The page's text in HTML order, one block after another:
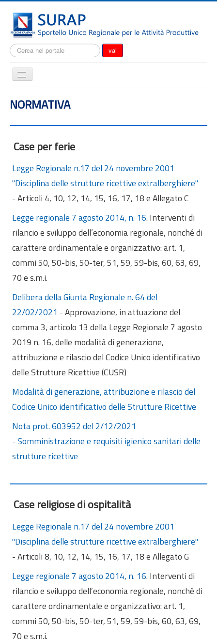
Cerca... vai
Cambia
Notizie
Il SURAP
Normativa
Come fare per
Attrazione degli investimenti
Internazionalizzazione
Eventi formativi
Glossario
Contatti
Sei qui:Home Normativa
NORMATIVA
Case per ferie
Legge Regionale n.17 del 24 novembre 2001
"Disciplina delle strutture ricettive extralberghiere"
- Articoli 4, 10, 12, 14, 15, 16, 17, 18 e Allegato C
Legge regionale 7 agosto 2014, n. 16. Interventi di
rilancio e sviluppo dell’economia regionale, nonché di
carattere ordinamentale e organizzativo: art. 1,
commi 50, 50-bis, 50-ter, 51, 59, 59-bis, 60, 63, 69,
70 e s.m.i.
Delibera della Giunta Regionale n. 64 del
22/02/2021 - Approvazione, in attuazione del
comma 3, articolo 13 della Legge Regionale 7 agosto
2019 n. 16, delle modalità di generazione,
attribuzione e rilascio del Codice Unico identificativo
delle Strutture Ricettive (CUSR)
Modalità di generazione, attribuzione e rilascio del
Codice Unico identificativo delle Strutture Ricettive
Nota prot. 603952 del 2/12/2021
- Somministrazione e requisiti igienico sanitari delle
strutture ricettive
Case religiose di ospitalità
Legge Regionale n.17 del 24 novembre 2001
"Disciplina delle strutture ricettive extralberghiere"
- Articoli 8, 10, 12, 14, 15, 16, 17, 18 e Allegato G
Legge regionale 7 agosto 2014, n. 16. Interventi di
rilancio e sviluppo dell’economia regionale, nonché di
carattere ordinamentale e organizzativo: art. 1,
commi 50, 50-bis, 50-ter, 51, 59, 59-bis, 60, 63, 69,
70 e s.m.i.